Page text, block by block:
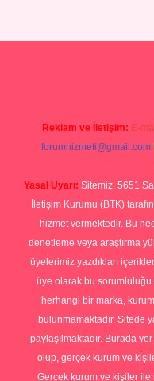
Reklam ve İletişim: E-
forumhizmeti@gmail.com
Yasal Uyarı: Sitemiz, 5651
İletişim Kurumu (BTK)
hizmet vermektedir. Bu
denetleme veya araştırma
üyelerimiz yazdıkları
üye olarak bu sorumluluğu
herhangi bir marka,
bulunmamaktadır. Sitede
paylaşılmaktadır. Burada
olup, gerçek kurum ve
Gerçek kurum ve kişiler